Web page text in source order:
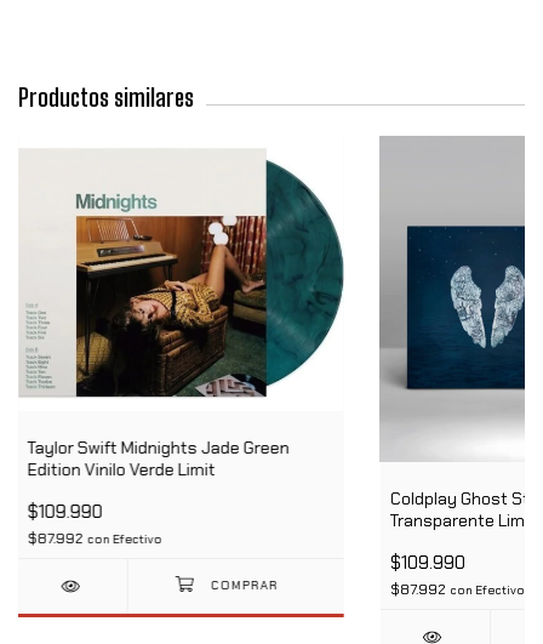
Productos similares
Taylor Swift Midnights Jade Green
Edition Vinilo Verde Limit
$109.990
$87.992 con Efectivo
Coldplay Ghost
Transparente
$109.990
$87.992 con Efectivo